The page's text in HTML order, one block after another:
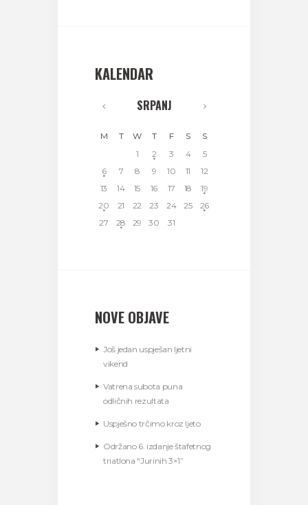
KALENDAR
SRPANJ
M T W T F S
S
1
2 3 4
5
6
7 8 9 10 11
12
13
14 15 16 17 18
19
20
21 22 23 24 25
26
27
28 29 30 31
NOVE OBJAVE
Još jedan uspješan ljetni
vikend
Vatrena subota puna
odličnih rezultata
Uspješno trčimo kroz ljeto
Održano 6. izdanje štafetnog
triatlona “Jurinih 3×1”